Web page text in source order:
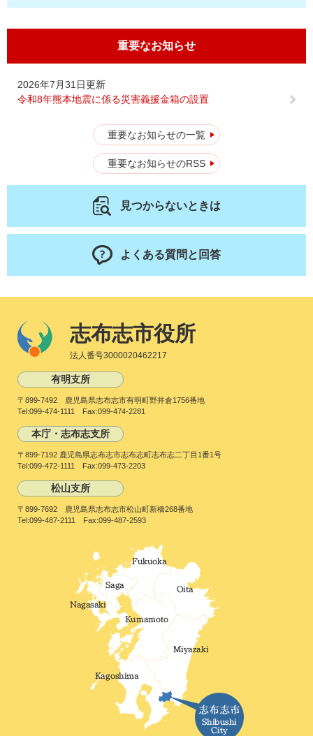
重要なお知らせ
2026年7月31日更新
令和8年熊本地震に係る災害義援金箱の設置
重要なお知らせの一覧
重要なお知らせのRSS
見つからないときは
よくある質問と回答
志布志市役所
法人番号3000020462217
有明支所
〒899-7492 鹿児島県志布志市有明町野井倉1756番地
Tel:099-474-1111 Fax:099-474-2281
本庁・志布志支所
〒899-7192 鹿児島県志布志市志布志町志布志二丁目1番1号
Tel:099-472-1111 Fax:099-473-2203
松山支所
〒899-7692 鹿児島県志布志市松山町新橋268番地
Tel:099-487-2111 Fax:099-487-2593